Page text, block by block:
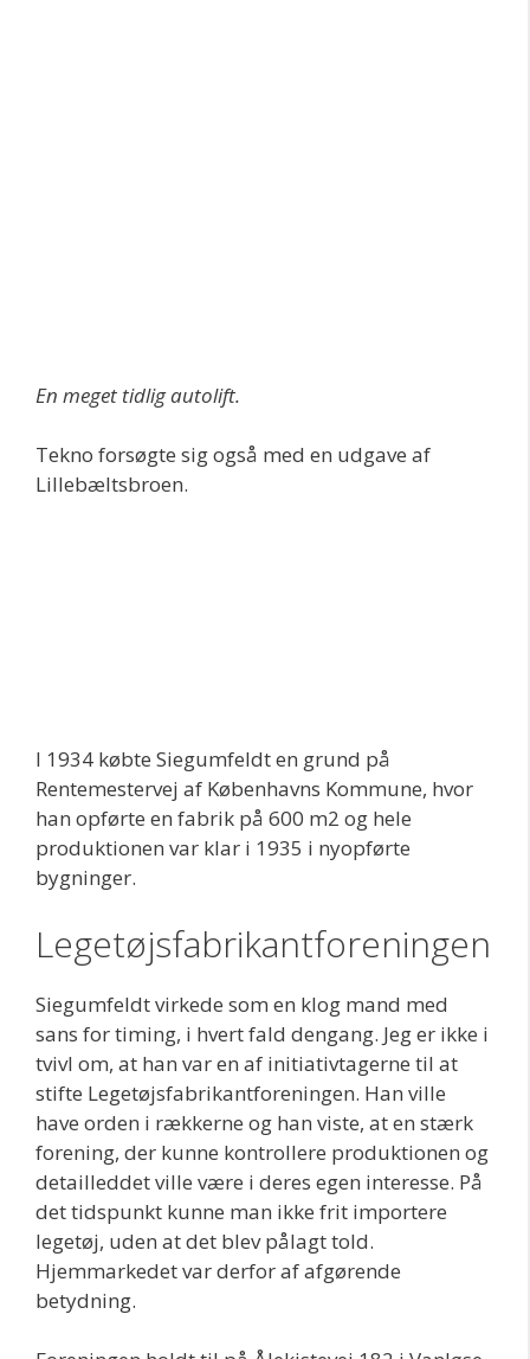
En meget tidlig autolift.
Tekno forsøgte sig også med en udgave af
Lillebæltsbroen.
I 1934 købte Siegumfeldt en grund på
Rentemestervej af Københavns Kommune, hvor
han opførte en fabrik på 600 m2 og hele
produktionen var klar i 1935 i nyopførte
bygninger.
Legetøjsfabrikantforeningen
Siegumfeldt virkede som en klog mand med
sans for timing, i hvert fald dengang. Jeg er ikke i
tvivl om, at han var en af initiativtagerne til at
stifte Legetøjsfabrikantforeningen. Han ville
have orden i rækkerne og han viste, at en stærk
forening, der kunne kontrollere produktionen og
detailleddet ville være i deres egen interesse. På
det tidspunkt kunne man ikke frit importere
legetøj, uden at det blev pålagt told.
Hjemmarkedet var derfor af afgørende
betydning.